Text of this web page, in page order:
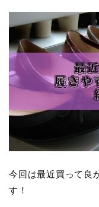
今回は最近買って良
す！